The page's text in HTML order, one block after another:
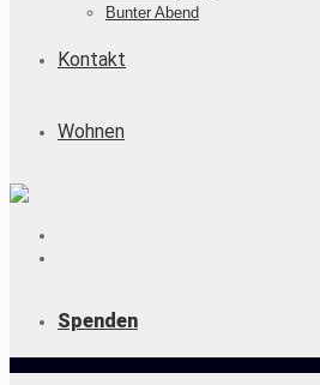
Bunter Abend
Kontakt
Wohnen
Spenden